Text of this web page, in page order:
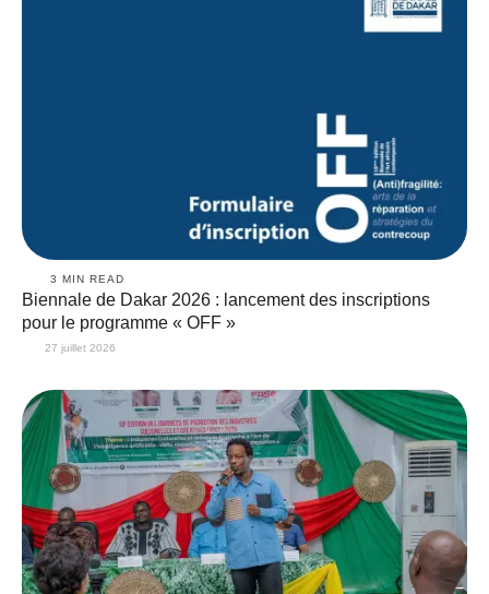
3 MIN READ
Biennale de Dakar 2026 : lancement des inscriptions
pour le programme « OFF »
27 juillet 2026